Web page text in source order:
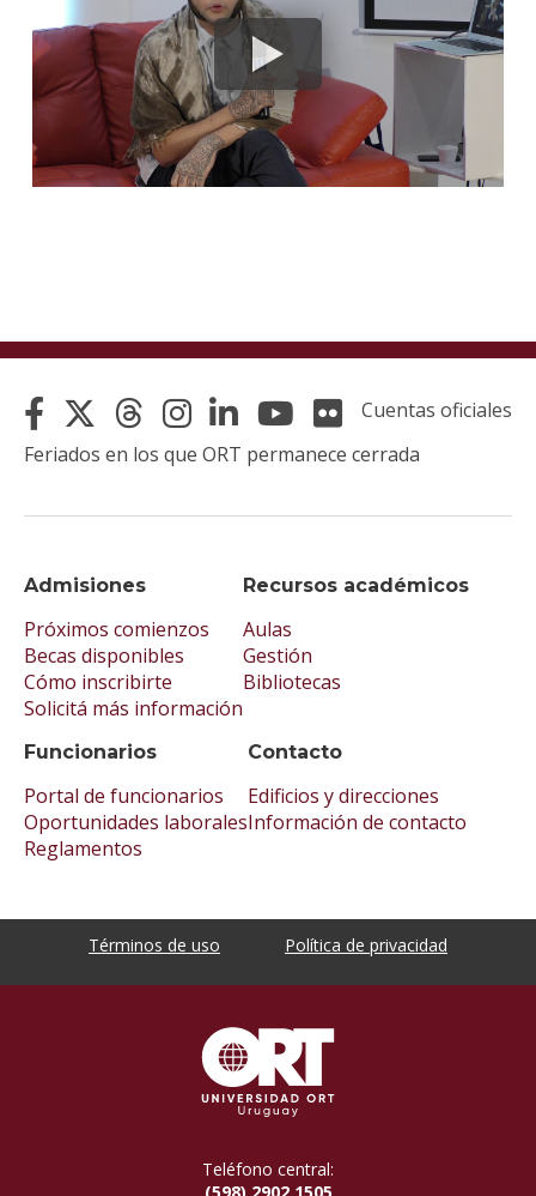
Admisiones
Próximos comienzos
Becas disponibles
Cómo inscribirte
Solicitá más información
Recursos académicos
Aulas
Gestión
Bibliotecas
Funcionarios
Portal de funcionarios
Oportunidades laborales
Reglamentos
Contacto
Edificios y direcciones
Información de contacto
Cuentas oficiales
Feriados en los que ORT permanece cerrada
Términos de uso Política de privacidad
Teléfono central: